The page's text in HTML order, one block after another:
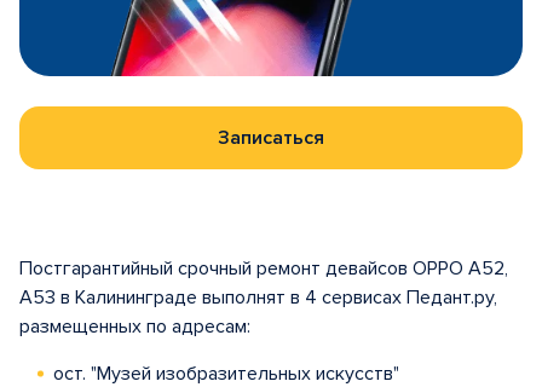
Записаться
Постгарантийный срочный ремонт девайсов OPPO A52,
A53 в Калининграде выполнят в 4 сервисах Педант.ру,
размещенных по адресам:
ост. "Музей изобразительных искусств"